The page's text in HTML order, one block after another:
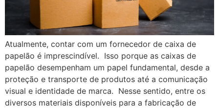
Atualmente, contar com um fornecedor de caixa de
papelão é imprescindível. Isso porque as caixas de
papelão desempenham um papel fundamental, desde a
proteção e transporte de produtos até a comunicação
visual e identidade de marca. Nesse sentido, entre os
diversos materiais disponíveis para a fabricação de